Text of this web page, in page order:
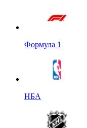
Формула 1
НБА